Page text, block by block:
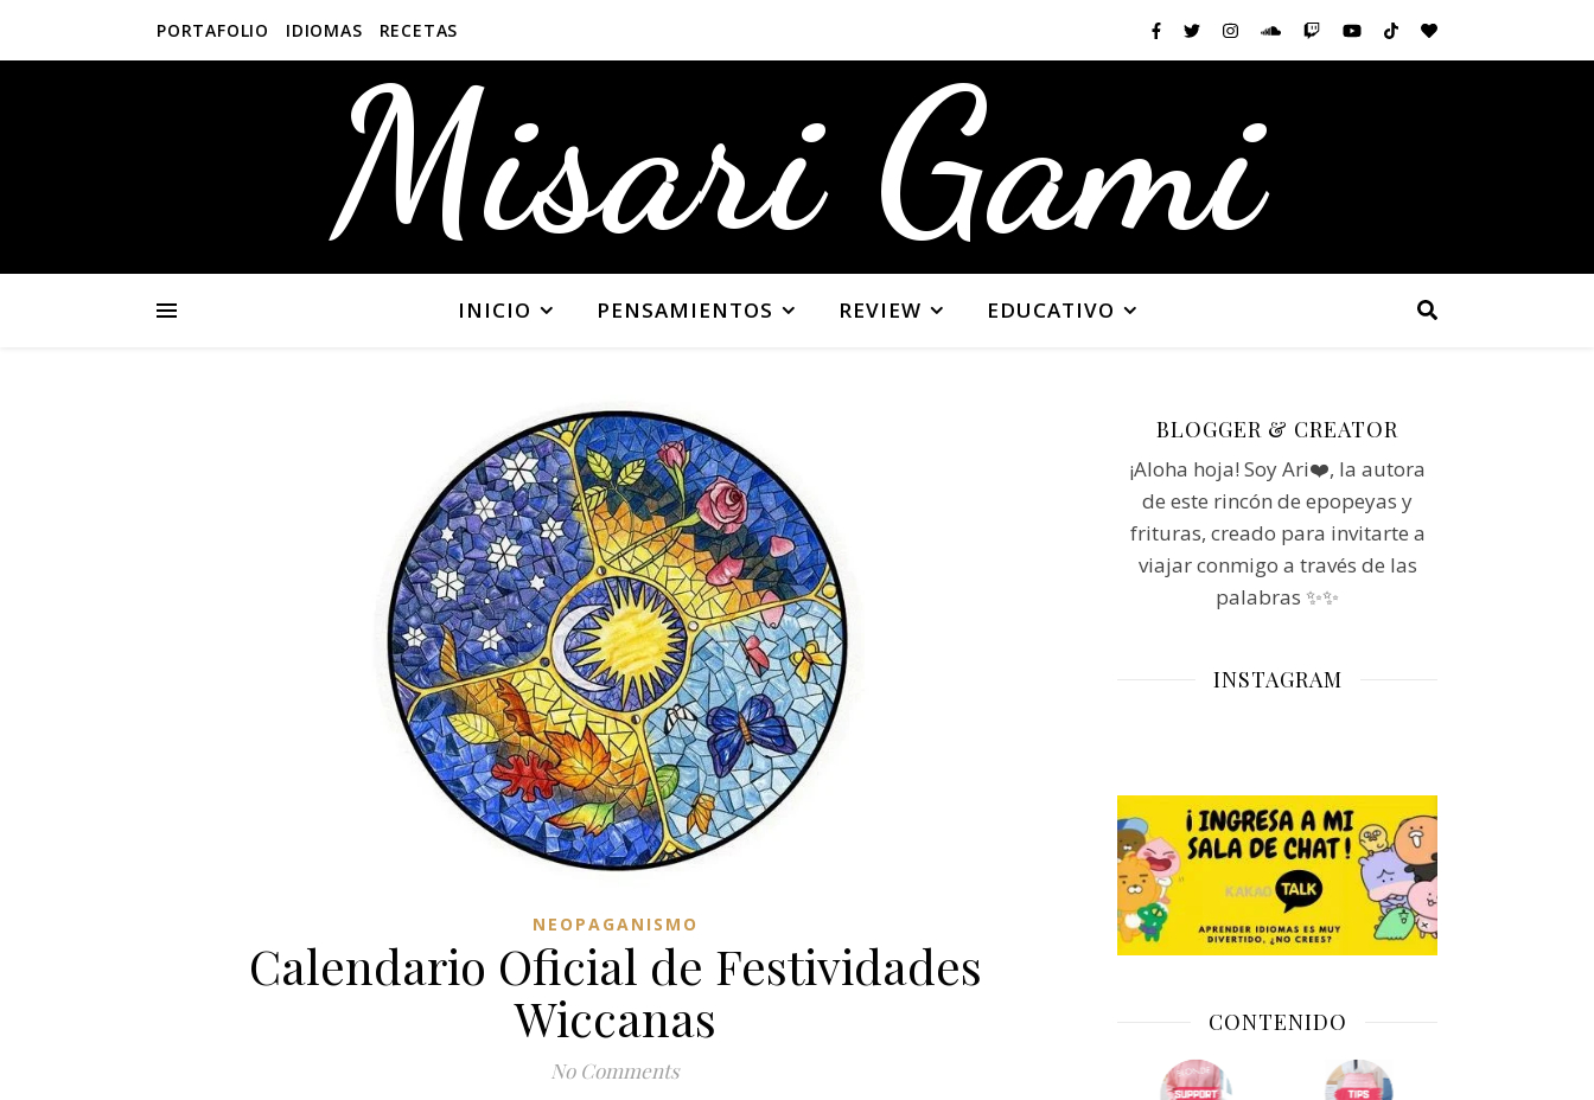
PORTAFOLIO IDIOMAS RECETAS
Misari Gami
INICIO PENSAMIENTOS REVIEW EDUCATIVO
NEOPAGANISMO
Calendario Oficial de Festividades
Wiccanas
No Comments
BLOGGER & CREATOR
¡Aloha hoja! Soy Ari❤️, la autora
de este rincón de epopeyas y
frituras, creado para invitarte a
viajar conmigo a través de las
palabras ✨✨
INSTAGRAM
CONTENIDO